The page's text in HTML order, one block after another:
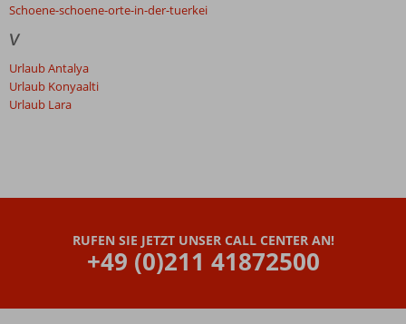
Schoene-schoene-orte-in-der-tuerkei
V
Urlaub Antalya
Urlaub Konyaalti
Urlaub Lara
RUFEN SIE JETZT UNSER CALL CENTER AN!
+49 (0)211 41872500